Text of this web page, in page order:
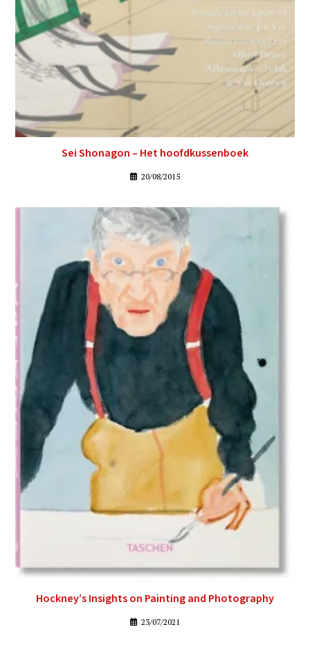
Sei Shonagon – Het hoofdkussenboek
20/08/2015
Hockney’s Insights on Painting and Photography
23/07/2021